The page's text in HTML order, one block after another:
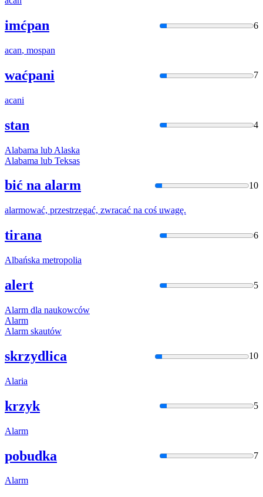
imćpan 6
acan, mospan
waćpani 7
acani
stan 4
Alabama lub Alaska
Alabama lub Teksas
bić na alarm 10
alarmować, przestrzegać, zwracać na coś uwagę.
tirana 6
Albańska metropolia
alert 5
Alarm dla naukowców
Alarm
Alarm skautów
skrzydlica 10
Alaria
krzyk 5
Alarm
pobudka 7
Alarm